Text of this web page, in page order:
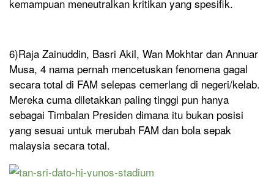
kemampuan meneutralkan kritikan yang spesifik.
6)Raja Zainuddin, Basri Akil, Wan Mokhtar dan Annuar
Musa, 4 nama pernah mencetuskan fenomena gagal
secara total di FAM selepas cemerlang di negeri/kelab.
Mereka cuma diletakkan paling tinggi pun hanya
sebagai Timbalan Presiden dimana itu bukan posisi
yang sesuai untuk merubah FAM dan bola sepak
malaysia secara total.